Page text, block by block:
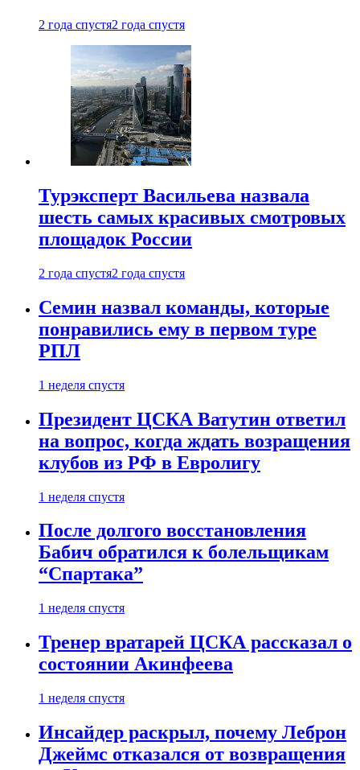
2 года спустя2 года спустя
Турэксперт Васильева назвала
шесть самых красивых смотровых
площадок России
2 года спустя2 года спустя
Семин назвал команды, которые
понравились ему в первом туре
РПЛ
1 неделя спустя
Президент ЦСКА Ватутин ответил
на вопрос, когда ждать возращения
клубов из РФ в Евролигу
1 неделя спустя
После долгого восстановления
Бабич обратился к болельщикам
“Спартака”
1 неделя спустя
Тренер вратарей ЦСКА рассказал о
состоянии Акинфеева
1 неделя спустя
Инсайдер раскрыл, почему Леброн
Джеймс отказался от возвращения